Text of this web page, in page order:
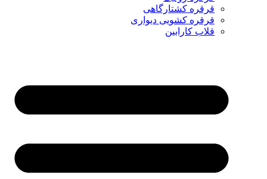
قرقره کشتارگاهی
قرقره کشویی دیواری
قلاب کارابین